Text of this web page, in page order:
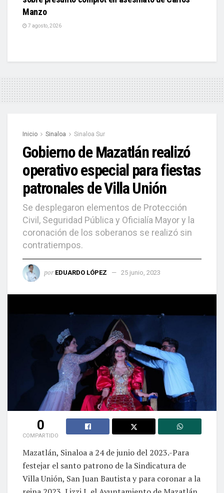
Manzo
7 agosto, 2026
Inicio Sinaloa Sinaloa Sur
Gobierno de Mazatlán realizó
operativo especial para fiestas
patronales de Villa Unión
Se desplegaron elementos de Protección
Civil, Seguridad Pública y Oficialía Mayor y la
coronación de los soberanos se realizó sin
contratiempos.
por EDUARDO LÓPEZ 25 junio, 2023
0
COMPARTIDO
Mazatlán, Sinaloa a 24 de junio del 2023.-Para
festejar el santo patrono de la Sindicatura de
Villa Unión, San Juan Bautista y para coronar a la